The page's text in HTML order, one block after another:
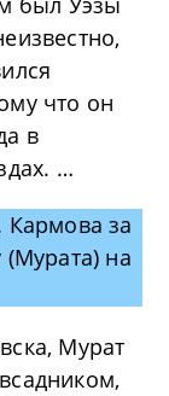
что он
в
…
Кармова за
(Мурата) на
Мурат